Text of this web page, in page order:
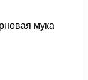
мука